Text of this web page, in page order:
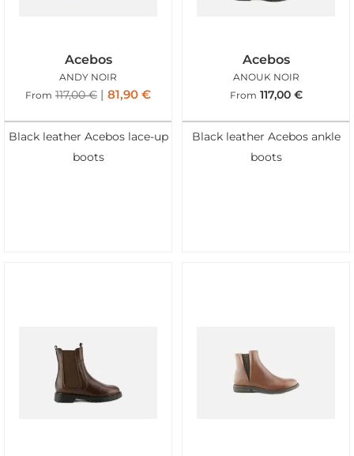
Acebos
ANDY NOIR
From 117,00€ 81,90 €
Black leather Acebos lace-up
boots
Acebos
ANOUK NOIR
From 117,00 €
Black leather Acebos ankle
boots